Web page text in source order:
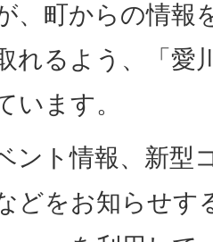
、町からの情報
れるよう、「愛
います。
ント情報、新型
どをお知らせす